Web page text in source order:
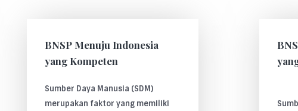
Blog Post
BNSP Menuju Indonesia
yang Kompeten
Sumber Daya Manusia (SDM)
merupakan faktor yang memiliki